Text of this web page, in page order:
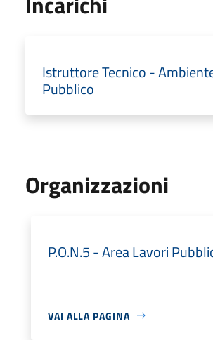
Istruttore Tecnico -
Pubblico
Organizzazioni
P.O.N.5 - Area Lavori
VAI ALLA PAGINA